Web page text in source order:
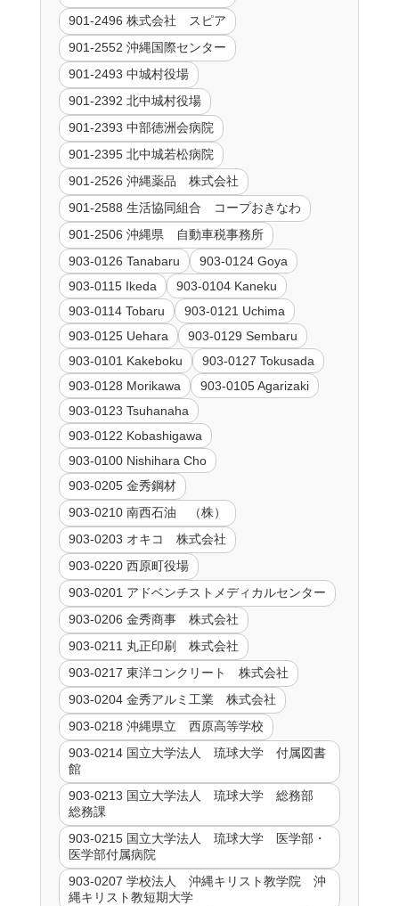
901-2496 株式会社 スピア
901-2552 沖縄国際センター
901-2493 中城村役場
901-2392 北中城村役場
901-2393 中部徳洲会病院
901-2395 北中城若松病院
901-2526 沖縄薬品 株式会社
901-2588 生活協同組合 コープおきなわ
901-2506 沖縄県 自動車税事務所
903-0126 Tanabaru
903-0124 Goya
903-0115 Ikeda
903-0104 Kaneku
903-0114 Tobaru
903-0121 Uchima
903-0125 Uehara
903-0129 Sembaru
903-0101 Kakeboku
903-0127 Tokusada
903-0128 Morikawa
903-0105 Agarizaki
903-0123 Tsuhanaha
903-0122 Kobashigawa
903-0100 Nishihara Cho
903-0205 金秀鋼材
903-0210 南西石油 （株）
903-0203 オキコ 株式会社
903-0220 西原町役場
903-0201 アドベンチストメディカルセンター
903-0206 金秀商事 株式会社
903-0211 丸正印刷 株式会社
903-0217 東洋コンクリート 株式会社
903-0204 金秀アルミ工業 株式会社
903-0218 沖縄県立 西原高等学校
903-0214 国立大学法人 琉球大学 付属図書
館
903-0213 国立大学法人 琉球大学 総務部
総務課
903-0215 国立大学法人 琉球大学 医学部・
医学部付属病院
903-0207 学校法人 沖縄キリスト教学院 沖
縄キリスト教短期大学